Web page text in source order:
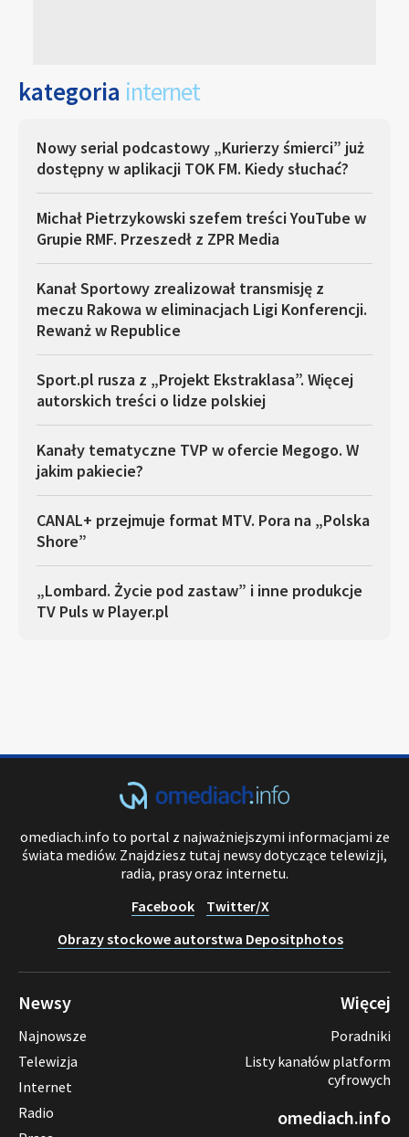
kategoria internet
Nowy serial podcastowy „Kurierzy śmierci” już
dostępny w aplikacji TOK FM. Kiedy słuchać?
Michał Pietrzykowski szefem treści YouTube w
Grupie RMF. Przeszedł z ZPR Media
Kanał Sportowy zrealizował transmisję z
meczu Rakowa w eliminacjach Ligi Konferencji.
Rewanż w Republice
Sport.pl rusza z „Projekt Ekstraklasa”. Więcej
autorskich treści o lidze polskiej
Kanały tematyczne TVP w ofercie Megogo. W
jakim pakiecie?
CANAL+ przejmuje format MTV. Pora na „Polska
Shore”
„Lombard. Życie pod zastaw” i inne produkcje
TV Puls w Player.pl
omediach.info to portal z najważniejszymi informacjami ze
świata mediów. Znajdziesz tutaj newsy dotyczące telewizji,
radia, prasy oraz internetu.
Facebook
Twitter/X
Obrazy stockowe autorstwa Depositphotos
Newsy
Najnowsze
Telewizja
Internet
Radio
Więcej
Poradniki
Listy kanałów platform
cyfrowych
omediach.info